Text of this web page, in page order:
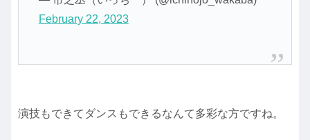
February 22, 2023
演技もできてダンスもできるなんて多彩な方ですね。